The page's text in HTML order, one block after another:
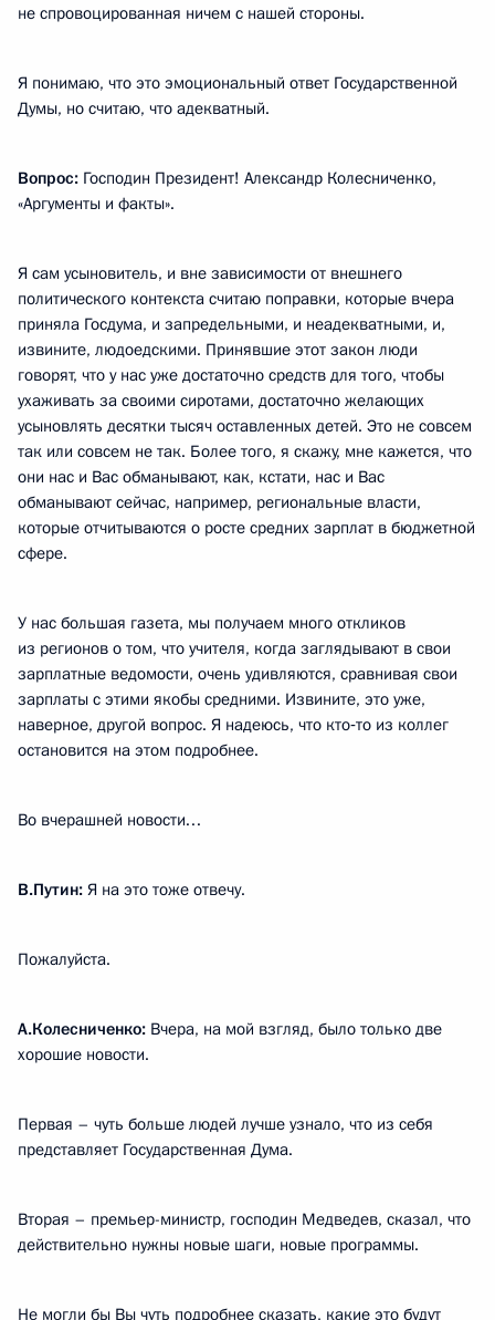
не спровоцированная ничем с нашей стороны.
Я понимаю, что это эмоциональный ответ Государственной
Думы, но считаю, что адекватный.
Вопрос: Господин Президент! Александр Колесниченко,
«Аргументы и факты».
Я сам усыновитель, и вне зависимости от внешнего
политического контекста считаю поправки, которые вчера
приняла Госдума, и запредельными, и неадекватными, и,
извините, людоедскими. Принявшие этот закон люди
говорят, что у нас уже достаточно средств для того, чтобы
ухаживать за своими сиротами, достаточно желающих
усыновлять десятки тысяч оставленных детей. Это не совсем
так или совсем не так. Более того, я скажу, мне кажется, что
они нас и Вас обманывают, как, кстати, нас и Вас
обманывают сейчас, например, региональные власти,
которые отчитываются о росте средних зарплат в бюджетной
сфере.
У нас большая газета, мы получаем много откликов
из регионов о том, что учителя, когда заглядывают в свои
зарплатные ведомости, очень удивляются, сравнивая свои
зарплаты с этими якобы средними. Извините, это уже,
наверное, другой вопрос. Я надеюсь, что кто‑то из коллег
остановится на этом подробнее.
Во вчерашней новости…
В.Путин: Я на это тоже отвечу.
Пожалуйста.
А.Колесниченко: Вчера, на мой взгляд, было только две
хорошие новости.
Первая – чуть больше людей лучше узнало, что из себя
представляет Государственная Дума.
Вторая – премьер-министр, господин Медведев, сказал, что
действительно нужны новые шаги, новые программы.
Не могли бы Вы чуть подробнее сказать, какие это будут